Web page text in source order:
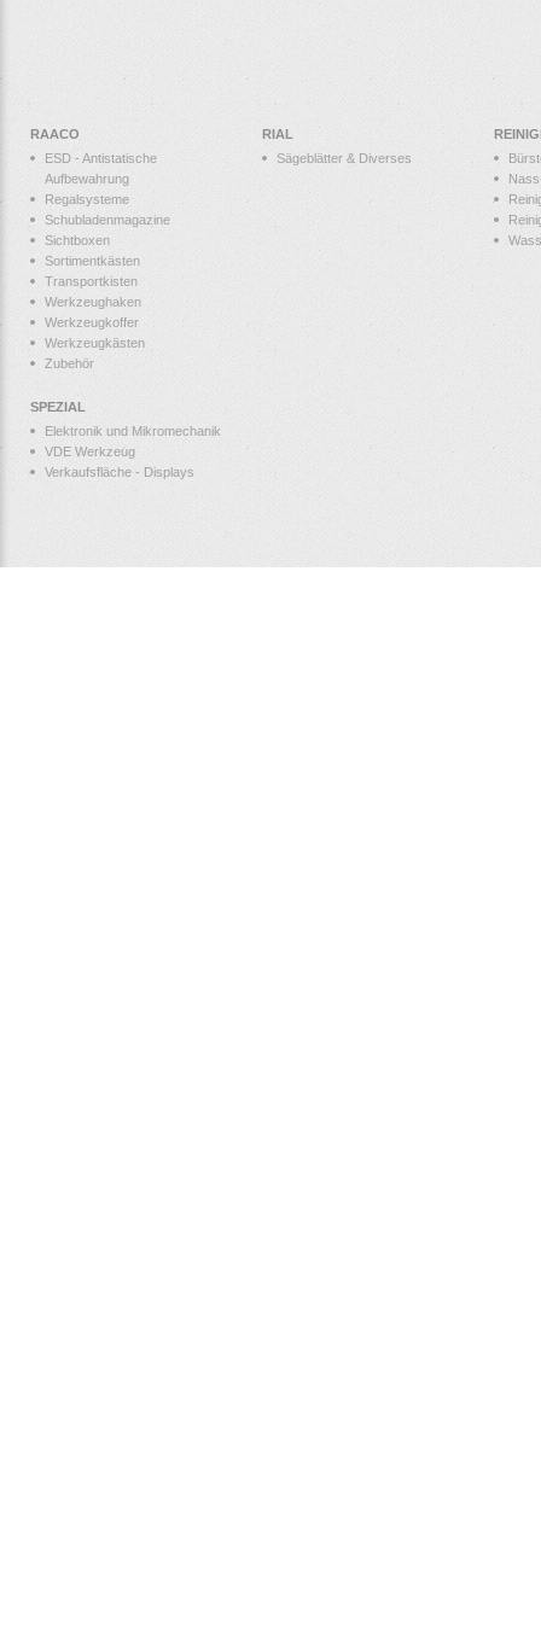
RAACO
ESD - Antistatische
Aufbewahrung
Regalsysteme
Schubladenmagazine
Sichtboxen
Sortimentkästen
Transportkisten
Werkzeughaken
Werkzeugkoffer
Werkzeugkästen
Zubehör
RIAL
Sägeblätter & Diverses
SPEZIAL
Elektronik und Mikromechanik
VDE Werkzeug
Verkaufsfläche - Displays